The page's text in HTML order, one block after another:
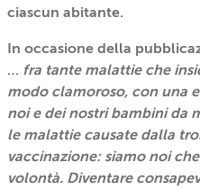
ciascun abitante.
In occasione della
… fra tante malattie che
modo clamoroso, con una
noi e dei nostri bambini da
le malattie causate dalla
vaccinazione: siamo noi
volontà. Diventare